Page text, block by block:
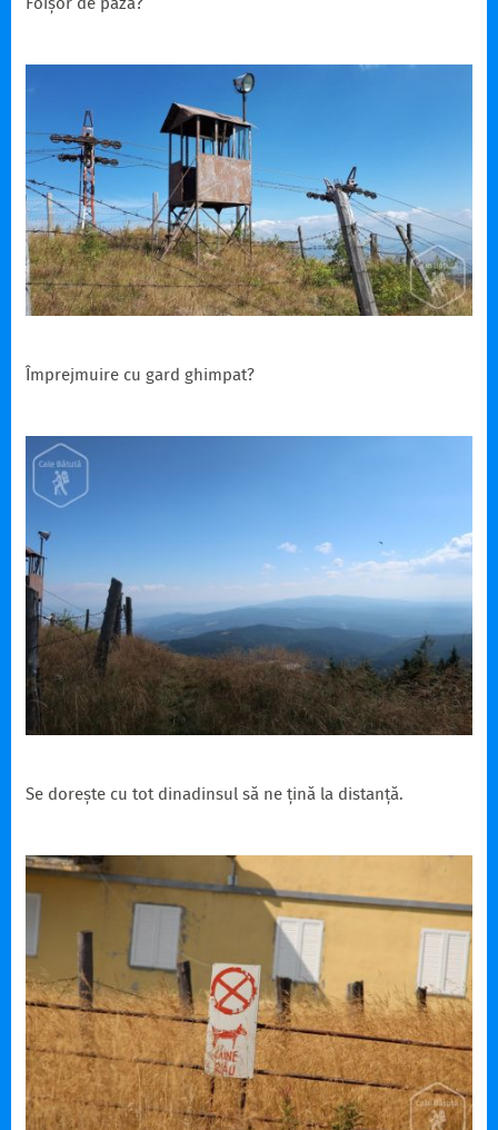
Împrejmuire cu gard ghimpat?
Se dorește cu tot dinadinsul să ne țină la distanță.